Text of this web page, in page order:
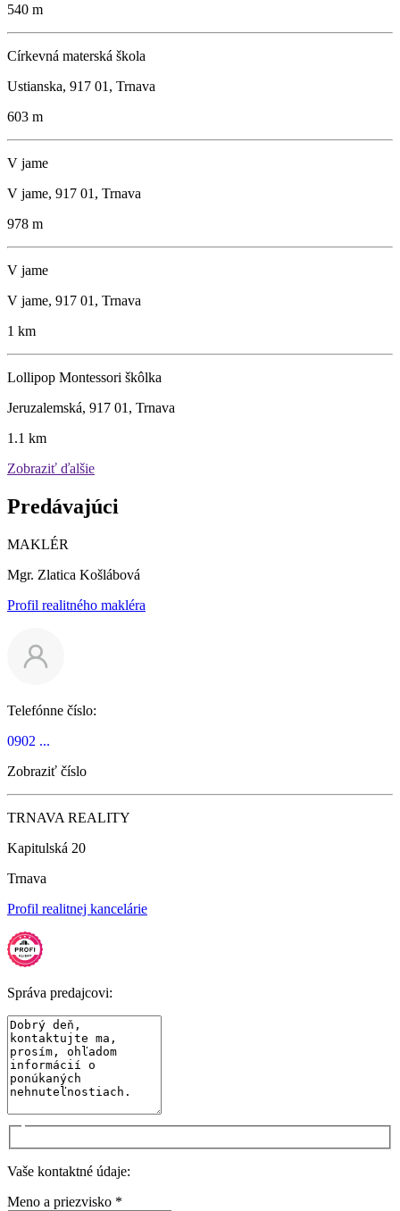
540 m
Církevná materská škola
Ustianska, 917 01, Trnava
603 m
V jame
V jame, 917 01, Trnava
978 m
V jame
V jame, 917 01, Trnava
1 km
Lollipop Montessori škôlka
Jeruzalemská, 917 01, Trnava
1.1 km
Zobraziť ďalšie
Predávajúci
MAKLÉR
Mgr. Zlatica Košlábová
Profil realitného makléra
Telefónne číslo:
0902 ...
Zobraziť číslo
TRNAVA REALITY
Kapitulská 20
Trnava
Profil realitnej kancelárie
Správa predajcovi:
Vaše kontaktné údaje:
Meno a priezvisko *